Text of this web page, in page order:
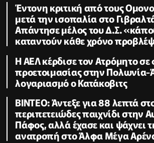
Έντονη κριτική από τους
μετά την ισοπαλία στο
Απάντησε μέλος του Δ.Σ.
καταντούν κάθε χρόνο
Η ΑΕΛ κέρδισε τον Ατρόμητο σε
προετοιμασίας στην Πολωνία-
λογαριασμό ο Κατάκοβιτς
ΒΙΝΤΕΟ: Άντεξε για 88 λεπτά
περιπετειώδες παιχνίδι στην
Πάφος, αλλά έχασε και ψάχνει
ανατροπή στο Άλφα Μέγα